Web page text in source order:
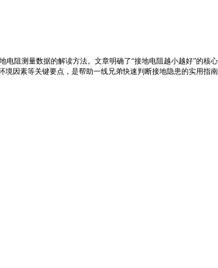
阻测量数据的解读方法。文章明确了“接地电阻越小越好”的
因素等关键要点，是帮助一线兄弟快速判断接地隐患的实用指南